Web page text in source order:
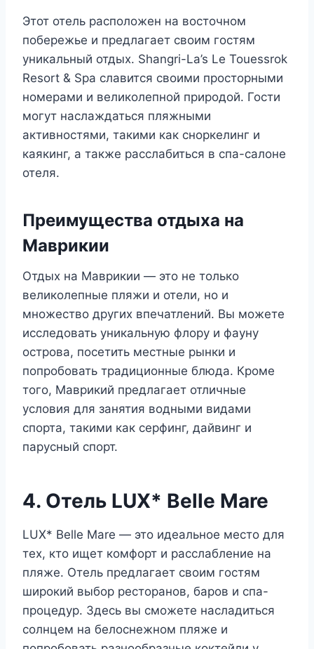
Этот отель расположен на восточном
побережье и предлагает своим гостям
уникальный отдых. Shangri-La’s Le Touessrok
Resort & Spa славится своими просторными
номерами и великолепной природой. Гости
могут наслаждаться пляжными
активностями, такими как сноркелинг и
каякинг, а также расслабиться в спа-салоне
отеля.
Преимущества отдыха на
Маврикии
Отдых на Маврикии — это не только
великолепные пляжи и отели, но и
множество других впечатлений. Вы можете
исследовать уникальную флору и фауну
острова, посетить местные рынки и
попробовать традиционные блюда. Кроме
того, Маврикий предлагает отличные
условия для занятия водными видами
спорта, такими как серфинг, дайвинг и
парусный спорт.
4. Отель LUX* Belle Mare
LUX* Belle Mare — это идеальное место для
тех, кто ищет комфорт и расслабление на
пляже. Отель предлагает своим гостям
широкий выбор ресторанов, баров и спа-
процедур. Здесь вы сможете насладиться
солнцем на белоснежном пляже и